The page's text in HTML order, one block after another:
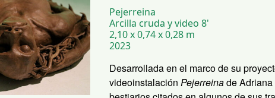
Pejerreina
Arcilla cruda y video 8'
2,10 x 0,74 x 0,28 m
2023
Desarrollada en el marco de su
videoinstalación Pejerreinade